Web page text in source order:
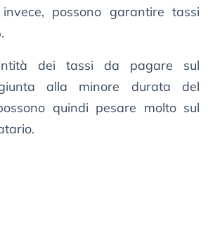
possono garantire tassi
dei tassi da pagare sul
alla minore durata del
quindi pesare molto sul